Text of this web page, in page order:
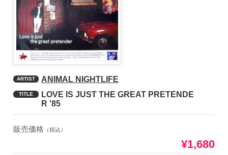
ARTIST ANIMAL NIGHTLIFE
TITLE
LOVE IS JUST THE GREAT PRETENDE
R '85
販売価格 （税込）
¥1,680